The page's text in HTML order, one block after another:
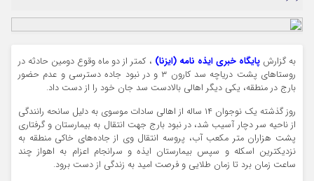
به گزارش پایگاه خبری ایذه نامه (ایزنا) ، کمتر از دو ماه وقوع دومین حادثه در
روستاهای پشت دریاچه سد کارون ۳ و در نبود جاده دسترسی و عدم حضور
بارج در منطقه، یکی دیگر اهالی بالادست سد جان خود را از دست داد.
روز گذشته یک نوجوان ۱۴ ساله از اهالی سادات موسوی به دلیل سانحه رانندگی
از ناحیه سر دچار آسیب شد، در نبود بارج جهت انتقال به بیمارستان و گرفتاری
پشت هزاران متر مکعب آب، پروسه انتقال وی از جاده‌های خاکی منطقه به
نزدیکترین اسکله و سپس بیمارستان ایذه و سرانجام اعزام به اهواز چند
ساعت زمان برد تا زمان طلایی و فرصت امید به زندگی از دست برود.